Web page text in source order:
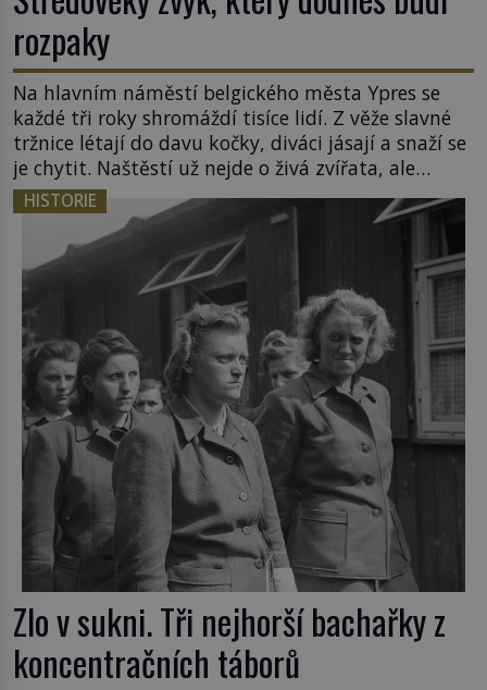
rozpaky
Na hlavním náměstí belgického města Ypres se
každé tři roky shromáždí tisíce lidí. Z věže slavné
tržnice létají do davu kočky, diváci jásají a snaží se
je chytit. Naštěstí už nejde o živá zvířata, ale
jenom o plyšové suvenýry. Kdysi to ale bylo jinak.
Tato veselá podívaná připomíná jeden z
nejpodivnějších a zároveň nejkrutějších zvyků […]
HISTORIE
Zlo v sukni. Tři nejhorší bachařky z
koncentračních táborů